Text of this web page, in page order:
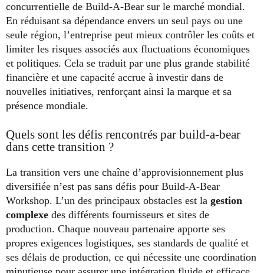
concurrentielle de Build-A-Bear sur le marché mondial.
En réduisant sa dépendance envers un seul pays ou une
seule région, l’entreprise peut mieux contrôler les coûts et
limiter les risques associés aux fluctuations économiques
et politiques. Cela se traduit par une plus grande stabilité
financière et une capacité accrue à investir dans de
nouvelles initiatives, renforçant ainsi la marque et sa
présence mondiale.
Quels sont les défis rencontrés par build-a-bear
dans cette transition ?
La transition vers une chaîne d’approvisionnement plus
diversifiée n’est pas sans défis pour Build-A-Bear
Workshop. L’un des principaux obstacles est la gestion
complexe des différents fournisseurs et sites de
production. Chaque nouveau partenaire apporte ses
propres exigences logistiques, ses standards de qualité et
ses délais de production, ce qui nécessite une coordination